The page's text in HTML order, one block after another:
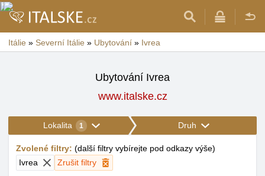
Itálie » Severní Itálie » Ubytování » Ivrea
Ubytování Ivrea
www.italske.cz
Lokalita 1 Druh
Zvolené filtry: (další filtry vybírejte pod odkazy výše)
Ivrea
Zrušit filtry